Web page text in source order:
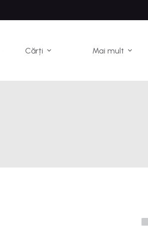
Cărți Mai mult